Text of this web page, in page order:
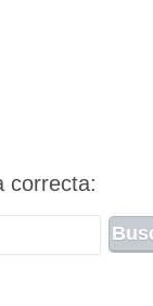
correcta: